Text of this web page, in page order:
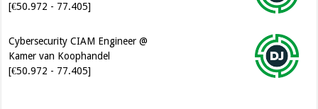
[€50.972 - 77.405]
Cybersecurity CIAM Engineer @
Kamer van Koophandel
[€50.972 - 77.405]